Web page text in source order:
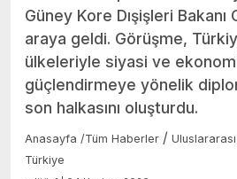
Güney Kore Dışişleri Bakanı
araya geldi. Görüşme,
ülkeleriyle siyasi ve
güçlendirmeye yönelik
son halkasını oluşturdu.
Anasayfa /Tüm Haberler /
Türkiye